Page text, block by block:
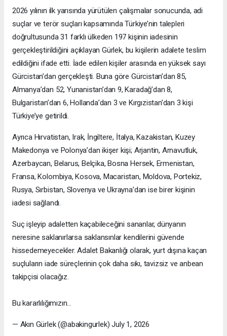
2026 yılının ilk yarısında yürütülen çalışmalar sonucunda, adi
suçlar ve terör suçları kapsamında Türkiye’nin talepleri
doğrultusunda 31 farklı ülkeden 197 kişinin iadesinin
gerçekleştirildiğini açıklayan Gürlek, bu kişilerin adalete teslim
edildiğini ifade etti. İade edilen kişiler arasında en yüksek sayı
Gürcistan’dan gerçekleşti. Buna göre Gürcistan’dan 85,
Almanya’dan 52, Yunanistan’dan 9, Karadağ’dan 8,
Bulgaristan’dan 6, Hollanda’dan 3 ve Kırgızistan’dan 3 kişi
Türkiye’ye getirildi.
Ayrıca Hırvatistan, Irak, İngiltere, İtalya, Kazakistan, Kuzey
Makedonya ve Polonya’dan ikişer kişi; Arjantin, Arnavutluk,
Azerbaycan, Belarus, Belçika, Bosna Hersek, Ermenistan,
Fransa, Kolombiya, Kosova, Macaristan, Moldova, Portekiz,
Rusya, Sırbistan, Slovenya ve Ukrayna’dan ise birer kişinin
iadesi sağlandı.
Suç işleyip adaletten kaçabileceğini sananlar, dünyanın
neresine saklanırlarsa saklansınlar kendilerini güvende
hissedemeyecekler. Adalet Bakanlığı olarak, yurt dışına kaçan
suçluların iade süreçlerinin çok daha sıkı, tavizsiz ve anbean
takipçisi olacağız.
Bu kararlılığımızın…
— Akın Gürlek (@abakingurlek) July 1, 2026